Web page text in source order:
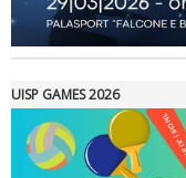
UISP GAMES 2026